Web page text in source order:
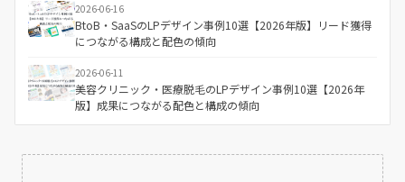
2026-06-16
BtoB・SaaSのLPデザイン事例10選【2026年版】リード獲得
につながる構成と配色の傾向
2026-06-11
美容クリニック・医療脱毛のLPデザイン事例10選【2026年
版】成果につながる配色と構成の傾向